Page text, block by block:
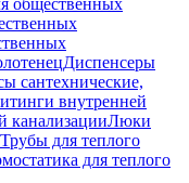
общественных
Диспенсеры
сантехнические,
внутренней
канализацииЛюки
Трубы для теплого
для теплого